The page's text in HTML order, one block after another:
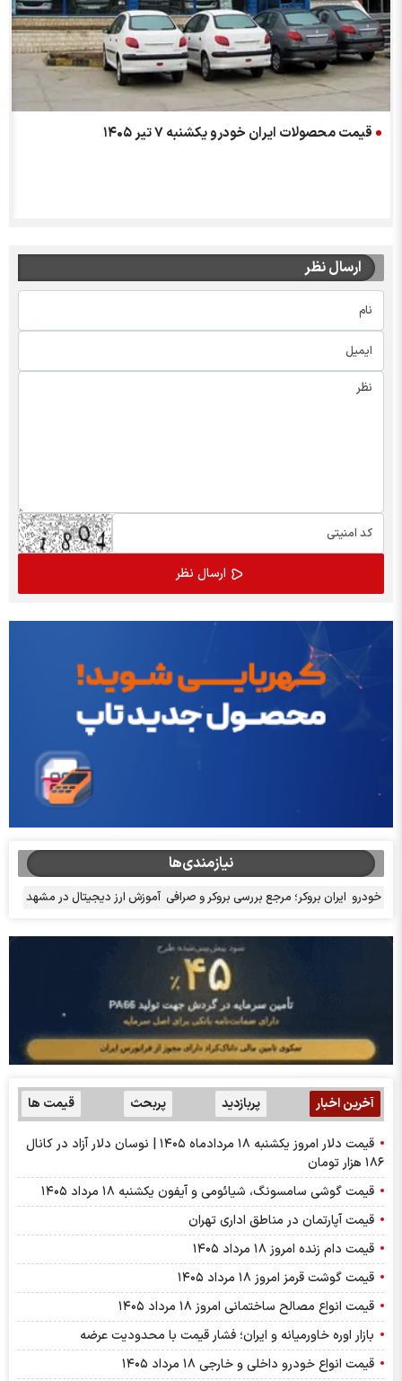
قیمت محصولات ایران خودرو یکشنبه ۷ تیر ۱۴۰۵
ارسال نظر
نیازمندی‌ها
خودرو ایران بروکر؛ مرجع بررسی بروکر و صرافی آموزش ارز دیجیتال در مشهد
آخرین اخبار پربازدید پربحث قیمت ها
قیمت دلار امروز یکشنبه ۱۸ مردادماه ۱۴۰۵ | نوسان دلار آزاد در کانال
۱۸۶ هزار تومان
قیمت گوشی سامسونگ، شیائومی و آیفون یکشنبه ۱۸ مرداد ۱۴۰۵
قیمت آپارتمان در مناطق اداری تهران
قیمت دام زنده امروز ۱۸ مرداد ۱۴۰۵
قیمت گوشت قرمز امروز ۱۸ مرداد ۱۴۰۵
قیمت انواع مصالح ساختمانی امروز ۱۸ مرداد ۱۴۰۵
بازار اوره خاورمیانه و ایران؛ فشار قیمت با محدودیت عرضه
قیمت انواع خودرو داخلی و خارجی ۱۸ مرداد ۱۴۰۵